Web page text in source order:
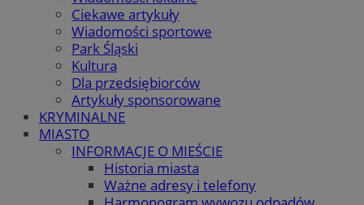
Ciekawe artykuły
Wiadomości sportowe
Park Śląski
Kultura
Dla przedsiębiorców
Artykuły sponsorowane
KRYMINALNE
MIASTO
INFORMACJE O MIEŚCIE
Historia miasta
Ważne adresy i telefony